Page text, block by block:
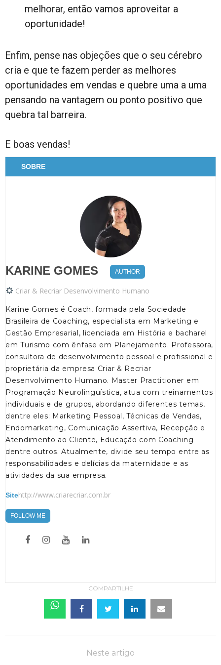
melhorar, então vamos aproveitar a
oportunidade!
Enfim, pense nas objeções que o seu cérebro
cria e que te fazem perder as melhores
oportunidades em vendas e quebre uma a uma
pensando na vantagem ou ponto positivo que
quebra tal barreira.
E boas vendas!
SOBRE
KARINE GOMES AUTHOR
Criar & Recriar Desenvolvimento Humano
Karine Gomes é Coach, formada pela Sociedade
Brasileira de Coaching, especialista em Marketing e
Gestão Empresarial, licenciada em História e bacharel
em Turismo com ênfase em Planejamento. Professora,
consultora de desenvolvimento pessoal e profissional e
proprietária da empresa Criar & Recriar
Desenvolvimento Humano. Master Practitioner em
Programação Neurolinguística, atua com treinamentos
individuais e de grupos, abordando diferentes temas,
dentre eles: Marketing Pessoal, Técnicas de Vendas,
Endomarketing, Comunicação Assertiva, Recepção e
Atendimento ao Cliente, Educação com Coaching
dentre outros. Atualmente, divide seu tempo entre as
responsabilidades e delícias da maternidade e as
atividades da sua empresa.
Sitehttp://www.criarecriar.com.br
FOLLOW ME
COMPARTILHE
Neste artigo